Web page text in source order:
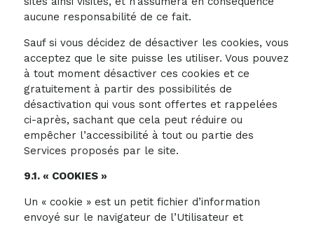
aucune responsabilité de ce fait.
Sauf si vous décidez de désactiver les cookies, vous
acceptez que le site puisse les utiliser. Vous pouvez
à tout moment désactiver ces cookies et ce
gratuitement à partir des possibilités de
désactivation qui vous sont offertes et rappelées
ci-après, sachant que cela peut réduire ou
empêcher l’accessibilité à tout ou partie des
Services proposés par le site.
9.1. « COOKIES »
Un « cookie » est un petit fichier d’information
envoyé sur le navigateur de l’Utilisateur et